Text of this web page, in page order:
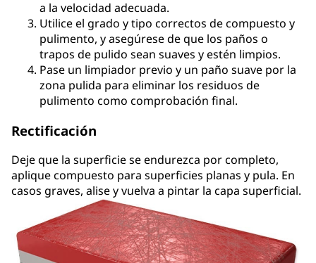
a la velocidad adecuada.
Utilice el grado y tipo correctos de compuesto y
pulimento, y asegúrese de que los paños o
trapos de pulido sean suaves y estén limpios.
Pase un limpiador previo y un paño suave por la
zona pulida para eliminar los residuos de
pulimento como comprobación final.
Rectificación
Deje que la superficie se endurezca por completo,
aplique compuesto para superficies planas y pula. En
casos graves, alise y vuelva a pintar la capa superficial.